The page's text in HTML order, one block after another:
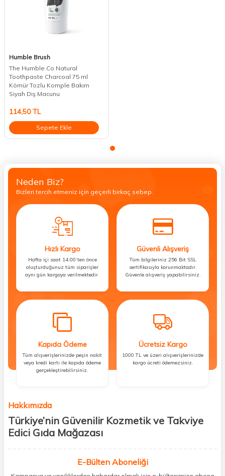
Humble Brush
The Humble Co Natural
Toothpaste Charcoal 75 ml
Kömür Tozlu Komple Bakım
Siyah Diş Macunu
114,50TL
Sepete Ekle
Neden Biz?
Bizleri tercih etmeniz için geçerli birkaç sebep.
Hızlı Kargo
Hafta içi saat 14:00’ten önce
oluşturduğunuz tüm siparişler
aynı gün kargoya verilmektedir.
Güvenli Alışveriş
Tüm bilgileriniz 256 Bit SSL
sertifikasıyla korunmaktadır.
Güvenle alışveriş yapabilirsiniz.
Kapıda Ödeme
Tüm alışverişlerinizde peşin nakit
veya kredi kartı ile kapıda ödeme
gerçekleştirebilirsiniz.
Ücretsiz Kargo
1000 TL ve üzeri alışverişlerinizde
kargo ücreti ödemezsiniz.
Hakkımızda
Türkiye’nin Güvenilir Kozmetik ve Takviye
Edici Gıda Mağazası
kişisel bakım hem de takviye edici gıda ürünlerini sizlerle
buluşturuyoruz. Artık mağaza mağaza dolaşmanıza gerek yok;
E-Bülten Aboneliği